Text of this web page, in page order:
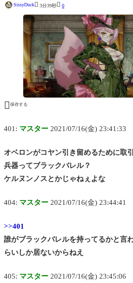
SissyDuck 3分39秒 0
 保存する
401: マスター 2021/07/16(金) 23:41:33
オベロンがコヤン引き留めるために取
兵器ってブラックバレル？
ケルヌンノスとかじゃねぇよな
404: マスター 2021/07/16(金) 23:44:41
>>401
誰がブラックバレルを持ってるかと言
らいしか居ないからねえ
405: マスター 2021/07/16(金) 23:45:06